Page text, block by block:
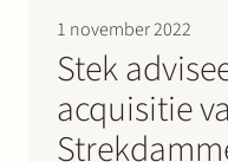
1 november 2022
Stek
acquisitie